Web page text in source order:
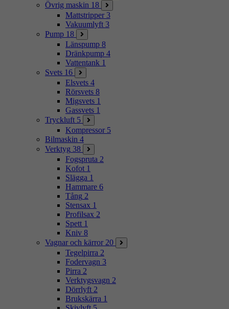
Övrig maskin 18
Mattstripper 3
Vakuumlyft 3
Pump 18
Länspump 8
Dränkpump 4
Vattentank 1
Svets 16
Elsvets 4
Rörsvets 8
Migsvets 1
Gassvets 1
Tryckluft 5
Kompressor 5
Bilmaskin 4
Verktyg 38
Fogspruta 2
Kofot 1
Slägga 1
Hammare 6
Tång 2
Stensax 1
Profilsax 2
Spett 1
Kniv 8
Vagnar och kärror 20
Tegelpirra 2
Fodervagn 3
Pirra 2
Verktygsvagn 2
Dörrlyft 2
Brukskärra 1